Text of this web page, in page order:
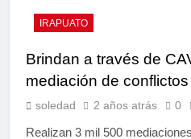
IRAPUATO
Brindan a través de
mediación de conflictos
soledad 2 años atrás 0
Realizan 3 mil 500